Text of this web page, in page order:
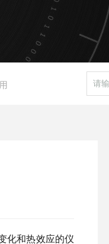
化和热效应的仪